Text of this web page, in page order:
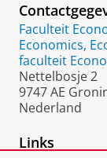
Faculteit
Economics,
faculteit
Nettelbosje 2
9747 AE
Nederland
Links